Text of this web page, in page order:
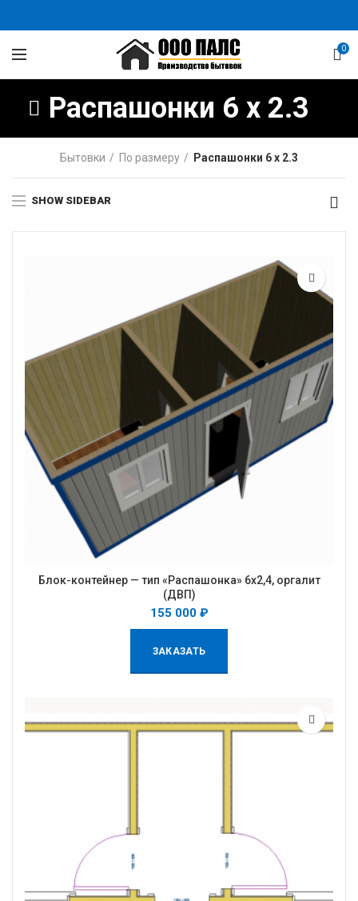
0
Распашонки 6 х 2.3
Бытовки По размеру Распашонки 6 х 2.3
SHOW SIDEBAR
Блок-контейнер — тип «Распашонка» 6х2,4, оргалит
(ДВП)
155 000 ₽
ЗАКАЗАТЬ